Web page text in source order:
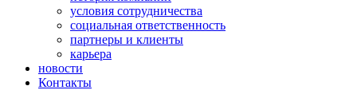
условия сотрудничества
социальная ответственность
партнеры и клиенты
карьера
новости
Контакты